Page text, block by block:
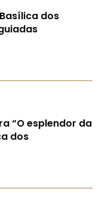
dos
“O esplendor da
dos